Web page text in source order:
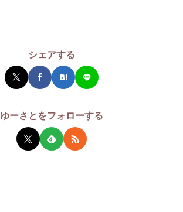
シェアする
ゆーさとをフォローする